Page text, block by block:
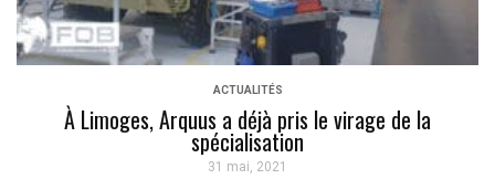
ACTUALITÉS
À Limoges, Arquus a déjà pris le virage de la
spécialisation
31 mai, 2021